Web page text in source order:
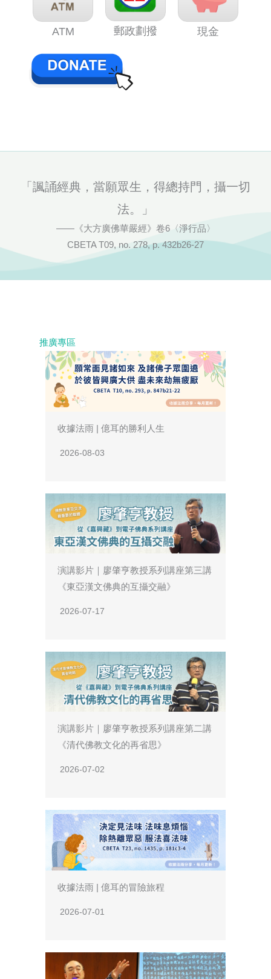
ATM 郵政劃撥 現金
「諷誦經典，當願眾生，得總持門，攝一切
法。」
——《大方廣佛華嚴經》卷6〈淨行品〉
CBETA T09, no. 278, p. 432b26-27
推廣專區
收據法雨 | 億耳的勝利人生
2026-08-03
演講影片｜廖肇亨教授系列講座第三講
《東亞漢文佛典的互攝交融》
2026-07-17
演講影片｜廖肇亨教授系列講座第二講
《清代佛教文化的再省思》
2026-07-02
收據法雨 | 億耳的冒險旅程
2026-07-01